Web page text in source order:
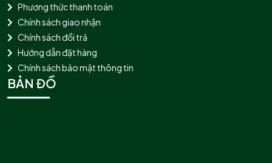
Phương thức thanh toán
Chính sách giao nhận
Chính sách đổi trả
Hướng dẫn đặt hàng
Chính sách bảo mật thông tin
BẢN ĐỒ